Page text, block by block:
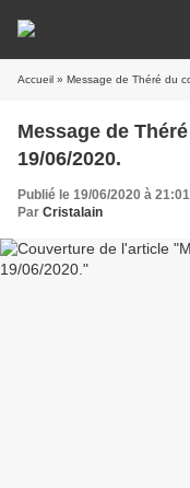
Accueil » Message de Théré du
Message de
19/06/2020.
Publié le 19/06/2020 à 21:01
Par Cristalain